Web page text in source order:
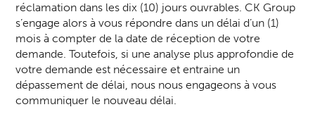
réclamation dans les dix (10) jours ouvrables. CK Group
s’engage alors à vous répondre dans un délai d’un (1)
mois à compter de la date de réception de votre
demande. Toutefois, si une analyse plus approfondie de
votre demande est nécessaire et entraine un
dépassement de délai, nous nous engageons à vous
communiquer le nouveau délai.